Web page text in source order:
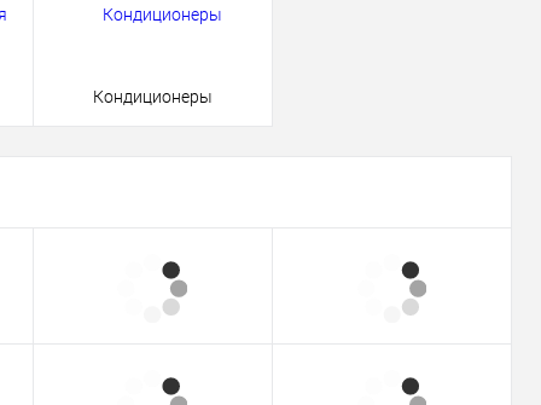
Кондиционеры